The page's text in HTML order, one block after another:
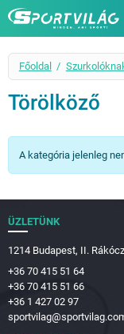
Sportvilág
Főoldal
Törölköző
A kategória jelenleg
ÜZLETÜNK
1214 Budapest, II.
+36 70 415 51 64
+36 70 415 51 66
+36 1 427 02 97